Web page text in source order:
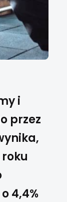
i
przez
4,4%